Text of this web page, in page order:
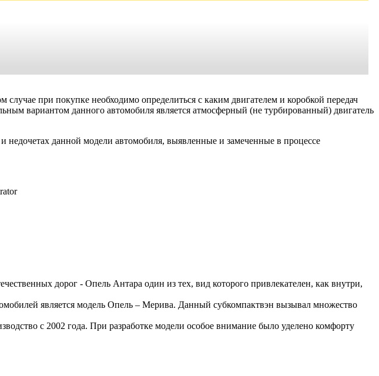
при покупке необходимо определиться с каким двигателем и коробкой передач
вариантом данного автомобиля является атмосферный (не турбированный) двигатель
данной модели автомобиля, выявленные и замеченные в процессе
дорог - Опель Антара один из тех, вид которого привлекателен, как внутри,
является модель Опель – Мерива. Данный субкомпактвэн вызывал множество
с 2002 года. При разработке модели особое внимание было уделено комфорту